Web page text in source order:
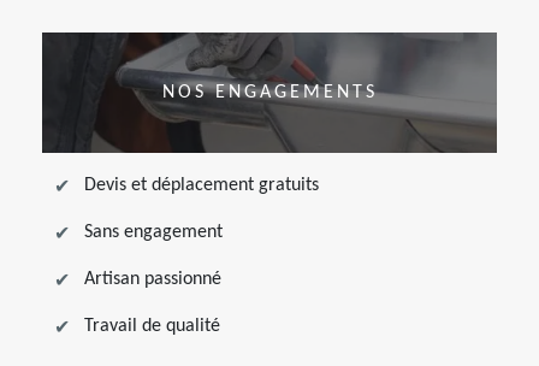
NOS ENGAGEMENTS
Devis et déplacement gratuits
Sans engagement
Artisan passionné
Travail de qualité